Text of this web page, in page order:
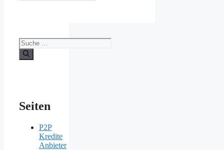
Suche
nach:
Seiten
P2P
Kredite
Anbieter